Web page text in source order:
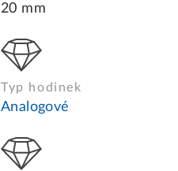
20 mm
Typ hodinek
Analogové